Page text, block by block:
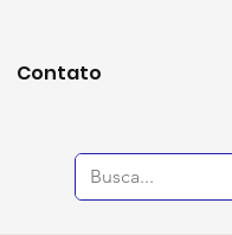
Contato